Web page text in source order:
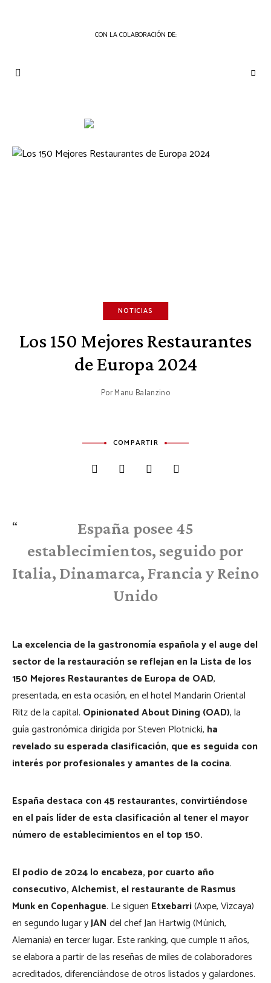
CON LA COLABORACIÓN DE:
GOURMET
JOURNAL
Periódico
Gastronomía
NOTICIAS
Los 150 Mejores Restaurantes
de Europa 2024
PorManu Balanzino
COMPARTIR
España posee 45
establecimientos, seguido por
Italia, Dinamarca, Francia y Reino
Unido
La excelencia de la gastronomía española y el auge del
sector de la restauración se reflejan en la Lista de los
150 Mejores Restaurantes de Europa de OAD,
presentada, en esta ocasión, en el hotel Mandarin Oriental
Ritz de la capital. Opinionated About Dining (OAD), la
guía gastronómica dirigida por Steven Plotnicki, ha
revelado su esperada clasificación, que es seguida con
interés por profesionales y amantes de la cocina.
España destaca con 45 restaurantes, convirtiéndose
en el país líder de esta clasificación al tener el mayor
número de establecimientos en el top 150.
El podio de 2024 lo encabeza, por cuarto año
consecutivo, Alchemist, el restaurante de Rasmus
Munk en Copenhague. Le siguen Etxebarri(Axpe, Vizcaya)
en segundo lugar yJANdel chef Jan Hartwig (Múnich,
Alemania) en tercer lugar. Este ranking, que cumple 11 años,
se elabora a partir de las reseñas de miles de colaboradores
acreditados, diferenciándose de otros listados y galardones.